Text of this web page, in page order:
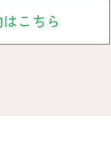
こちら